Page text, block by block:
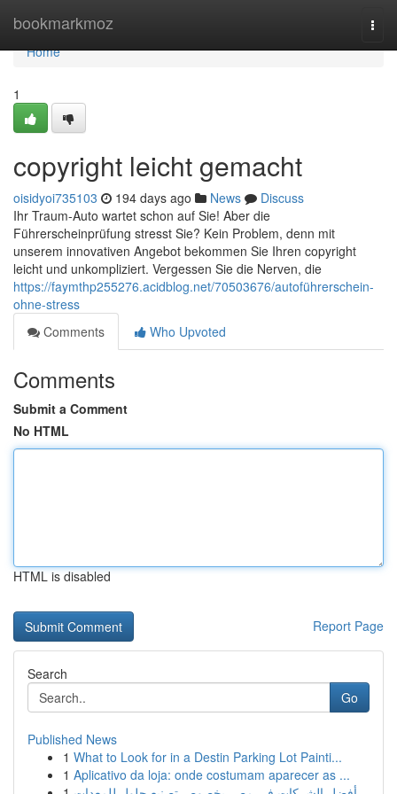
bookmarkmoz
Home
Home
1
copyright leicht gemacht
oisidyoi735103 194 days ago News
Discuss
Ihr Traum-Auto wartet schon auf Sie! Aber die
Führerscheinprüfung stresst Sie? Kein Problem, denn mit
unserem innovativen Angebot bekommen Sie Ihren copyright
leicht und unkompliziert. Vergessen Sie die Nerven, die
https://faymthp255276.acidblog.net/70503676/autoführerschein-
ohne-stress
Comments
Who Upvoted
Comments
Submit a Comment
No HTML
HTML is disabled
Report Page
Search
Go
Published News
1 What to Look for in a Destin Parking Lot Painti...
1 Aplicativo da loja: onde costumam aparecer as ...